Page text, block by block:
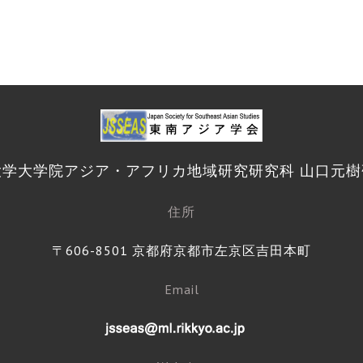
大学院アジア・アフリカ地域研究研究科 山口元
住所
〒606-8501 京都府京都市左京区吉田本町
Email